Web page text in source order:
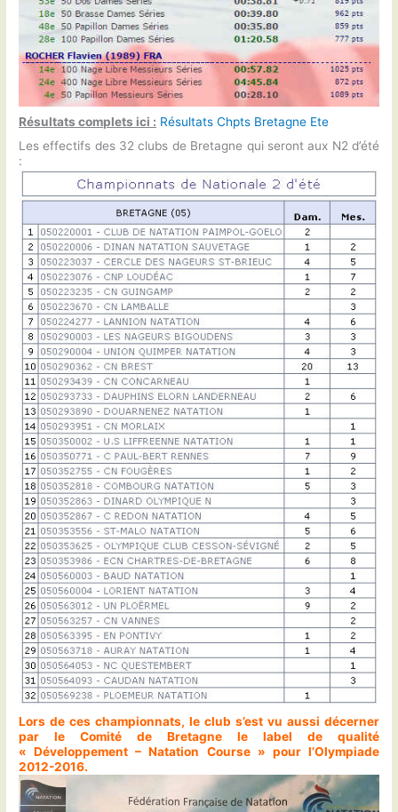
Résultats complets ici : Résultats Chpts Bretagne Ete
Les effectifs des 32 clubs de Bretagne qui seront aux N2 d’été
:
Lors de ces championnats, le club s’est vu aussi décerner
par le Comité de Bretagne le label de qualité
« Développement – Natation Course » pour l’Olympiade
2012-2016.